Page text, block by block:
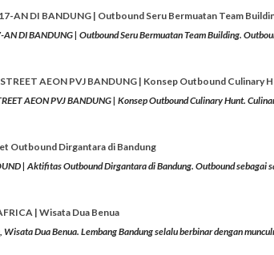
AN DI BANDUNG | Outbound Seru Bermuatan Team
AN DI BANDUNG | Outbound Seru Bermuatan Team Building.
AEON PVJ BANDUNG | Konsep Outbound Culinary
AEON PVJ BANDUNG | Konsep Outbound Culinary Hunt.
Outbound Dirgantara di Bandung
| Aktifitas Outbound Dirgantara di Bandung. Outbound sebagai
| Wisata Dua Benua
Dua Benua. Lembang Bandung selalu berbinar dengan